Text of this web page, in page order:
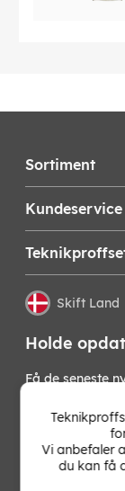
Sortiment
Kundeservice
Skift Land
Holde
Få de seneste
nyhedsbrev!
Vi anbefaler
du kan få